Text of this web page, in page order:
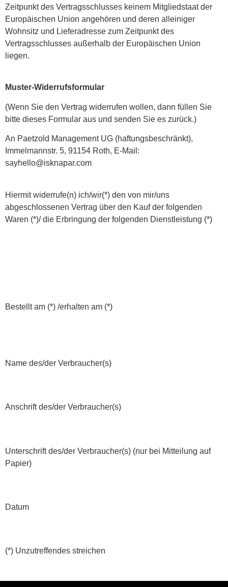
Zeitpunkt des Vertragsschlusses keinem Mitgliedstaat der
Europäischen Union angehören und deren alleiniger
Wohnsitz und Lieferadresse zum Zeitpunkt des
Vertragsschlusses außerhalb der Europäischen Union
liegen.
Muster-Widerrufsformular
(Wenn Sie den Vertrag widerrufen wollen, dann füllen Sie
bitte dieses Formular aus und senden Sie es zurück.)
An Paetzold Management UG (haftungsbeschränkt),
Immelmannstr. 5, 91154 Roth, E-Mail:
sayhello@isknapar.com
Hiermit widerrufe(n) ich/wir(*) den von mir/uns
abgeschlossenen Vertrag über den Kauf der folgenden
Waren (*)/ die Erbringung der folgenden Dienstleistung (*)
Bestellt am (*) /erhalten am (*)
Name des/der Verbraucher(s)
Anschrift des/der Verbraucher(s)
Unterschrift des/der Verbraucher(s) (nur bei Mitteilung auf
Papier)
Datum
(*) Unzutreffendes streichen